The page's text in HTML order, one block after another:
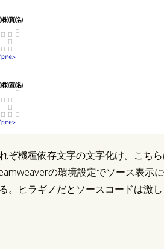
ぞ機種依存文字の文字化け。こち
の環境設定でソース表示
ヒラギノだとソースコードは激し